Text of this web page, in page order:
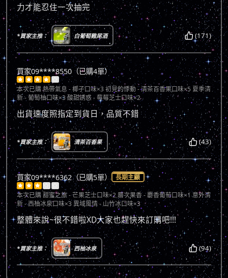
力才能忍住一次抽完
*買家主推： 白葡萄雞尾酒 (171)
買家09****8550（已購4單）
    
本次已購熱帶氣息 - 椰子口味×3 初見的悸動 - 清茶百香果口味×5 夏季清
新 - 葡萄柚口味×3 酸甜誘惑 - 莓莓芝士口味×2
出貨速度照指定到貨日，品質不錯
*買家主推： 清茶百香果 (43)
買家09****6362（已購5單） 長期主顧
    
本次已購甜蜜之旅 - 芒果芝士口味×2 層次果香 - 麝香葡萄口味×1 意外清
新 - 西柚冰泉口味×3 異域風情 - 山竹冰口味×3
整體來說~很不錯啦XD大家也趕快來訂購吧!!!
*買家主推： 西柚冰泉 (94)